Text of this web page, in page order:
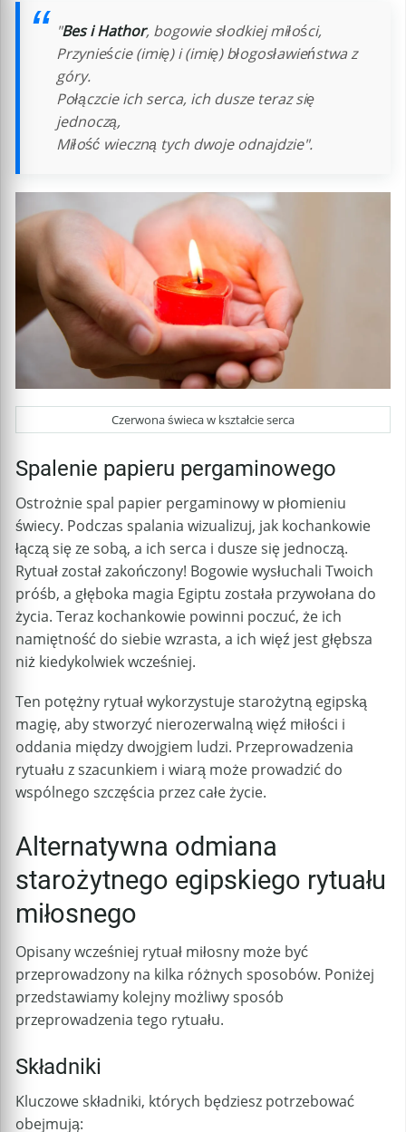
"Bes i Hathor, bogowie słodkiej miłości,
Przynieście (imię) i (imię) błogosławieństwa z
góry.
Połączcie ich serca, ich dusze teraz się
jednoczą,
Miłość wieczną tych dwoje odnajdzie".
Czerwona świeca w kształcie serca
Spalenie papieru pergaminowego
Ostrożnie spal papier pergaminowy w płomieniu
świecy. Podczas spalania wizualizuj, jak kochankowie
łączą się ze sobą, a ich serca i dusze się jednoczą.
Rytuał został zakończony! Bogowie wysłuchali Twoich
próśb, a głęboka magia Egiptu została przywołana do
życia. Teraz kochankowie powinni poczuć, że ich
namiętność do siebie wzrasta, a ich więź jest głębsza
niż kiedykolwiek wcześniej.
Ten potężny rytuał wykorzystuje starożytną egipską
magię, aby stworzyć nierozerwalną więź miłości i
oddania między dwojgiem ludzi. Przeprowadzenia
rytuału z szacunkiem i wiarą może prowadzić do
wspólnego szczęścia przez całe życie.
Alternatywna odmiana
starożytnego egipskiego rytuału
miłosnego
Opisany wcześniej rytuał miłosny może być
przeprowadzony na kilka różnych sposobów. Poniżej
przedstawiamy kolejny możliwy sposób
przeprowadzenia tego rytuału.
Składniki
Kluczowe składniki, których będziesz potrzebować
obejmują: